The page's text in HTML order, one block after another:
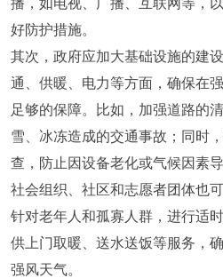
播，如电视、广播、互联网等，
好防护措施。
其次，政府应加大基础设施的建
通、供暖、电力等方面，确保在
足够的保障。比如，加强道路的
雪、冰冻造成的交通事故；同时
查，防止因设备老化或气候因素导
社会组织、社区和志愿者团体也
针对老年人和孤寡人群，进行适
供上门取暖、送水送饭等服务，
强风天气。